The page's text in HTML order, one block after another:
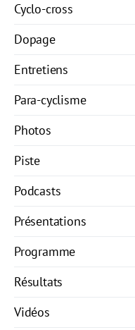
Cyclo-cross
Dopage
Entretiens
Para-cyclisme
Photos
Piste
Podcasts
Présentations
Programme
Résultats
Vidéos